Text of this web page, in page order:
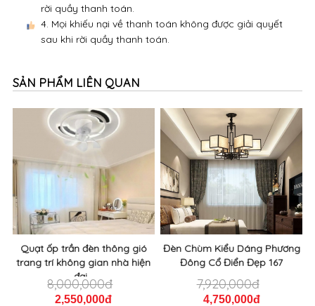
rời quầy thanh toán.
4. Mọi khiếu nại về thanh toán không được giải quyết
sau khi rời quầy thanh toán.
SẢN PHẨM LIÊN QUAN
Quạt ốp trần đèn thông gió
trang trí không gian nhà hiện
đại...
8,000,000đ
2,550,000đ
Đèn Chùm Kiểu Dáng Phương
Đông Cổ Điển Đẹp 167
7,920,000đ
4,750,000đ